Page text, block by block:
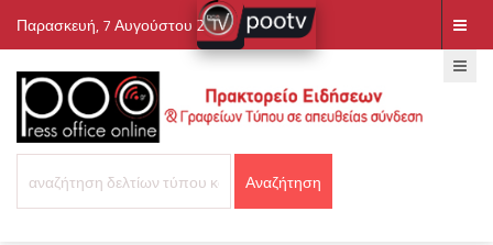
Παρασκευή, 7 Αυγούστου 2026